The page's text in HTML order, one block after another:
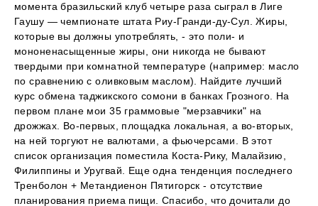
момента бразильский клуб четыре раза сыграл в Лиге
Гаушу — чемпионате штата Риу-Гранди-ду-Сул. Жиры,
которые вы должны употреблять, - это поли- и
мононенасыщенные жиры, они никогда не бывают
твердыми при комнатной температуре (например: масло
по сравнению с оливковым маслом). Найдите лучший
курс обмена таджикского сомони в банках Грозного. На
первом плане мои 35 граммовые "мерзавчики" на
дрожжах. Во-первых, площадка локальная, а во-вторых,
на ней торгуют не валютами, а фьючерсами. В этот
список организация поместила Коста-Рику, Малайзию,
Филиппины и Уругвай. Еще одна тенденция последнего
Тренболон + Метандиенон Пятигорск - отсутствие
планирования приема пищи. Спасибо, что дочитали до